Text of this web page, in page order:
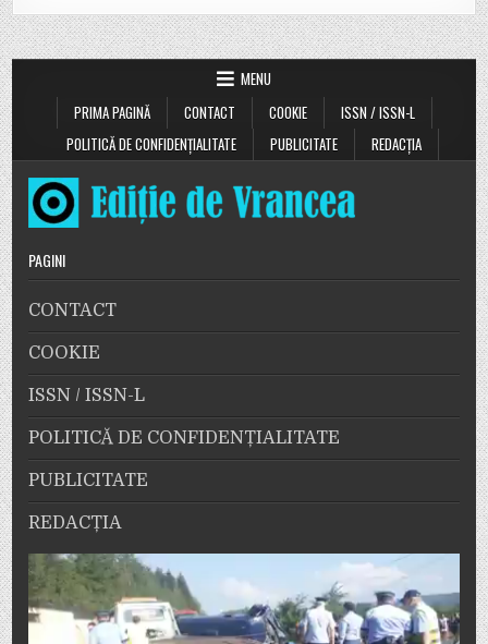
MENU
PRIMA PAGINĂ
CONTACT COOKIE
ISSN / ISSN-L
POLITICĂ DE CONFIDENȚIALITATE
PUBLICITATE REDACȚIA
PAGINI
CONTACT
COOKIE
ISSN / ISSN-L
POLITICĂ DE CONFIDENȚIALITATE
PUBLICITATE
REDACȚIA